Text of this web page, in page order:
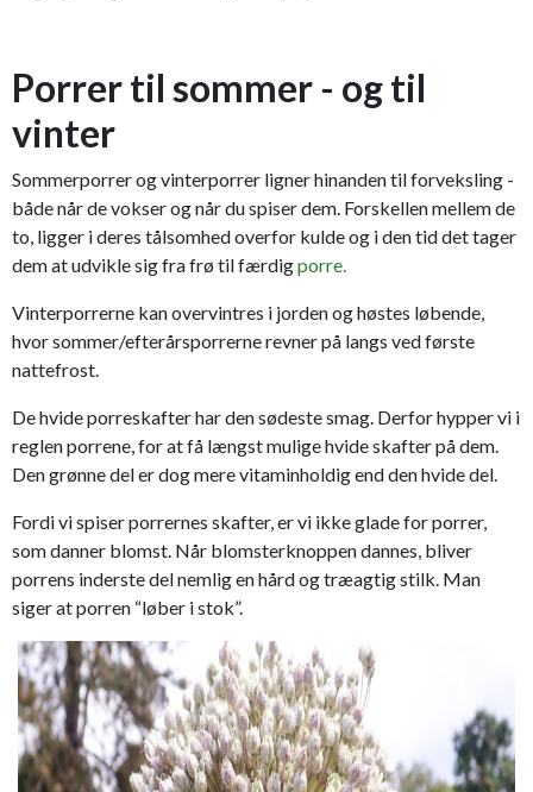
Porrer til sommer - og til
vinter
Sommerporrer og vinterporrer ligner hinanden til forveksling -
både når de vokser og når du spiser dem. Forskellen mellem de
to, ligger i deres tålsomhed overfor kulde og i den tid det tager
dem at udvikle sig fra frø til færdigporre.
Vinterporrerne kan overvintres i jorden og høstes løbende,
hvor sommer/efterårsporrerne revner på langs ved første
nattefrost.
De hvide porreskafter har den sødeste smag. Derfor hypper vi i
reglen porrene, for at få længst mulige hvide skafter på dem.
Den grønne del er dog mere vitaminholdig end den hvide del.
Fordi vi spiser porrernes skafter, er vi ikke glade for porrer,
som danner blomst. Når blomsterknoppen dannes, bliver
porrens inderste del nemlig en hård og træagtig stilk. Man
siger at porren “løber i stok”.